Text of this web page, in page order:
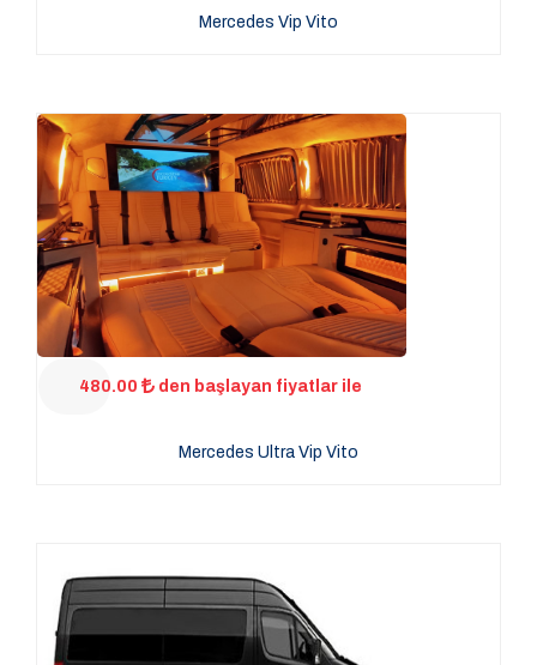
Mercedes Vip Vito
480.00 den başlayan fiyatlar ile
Mercedes Ultra Vip Vito